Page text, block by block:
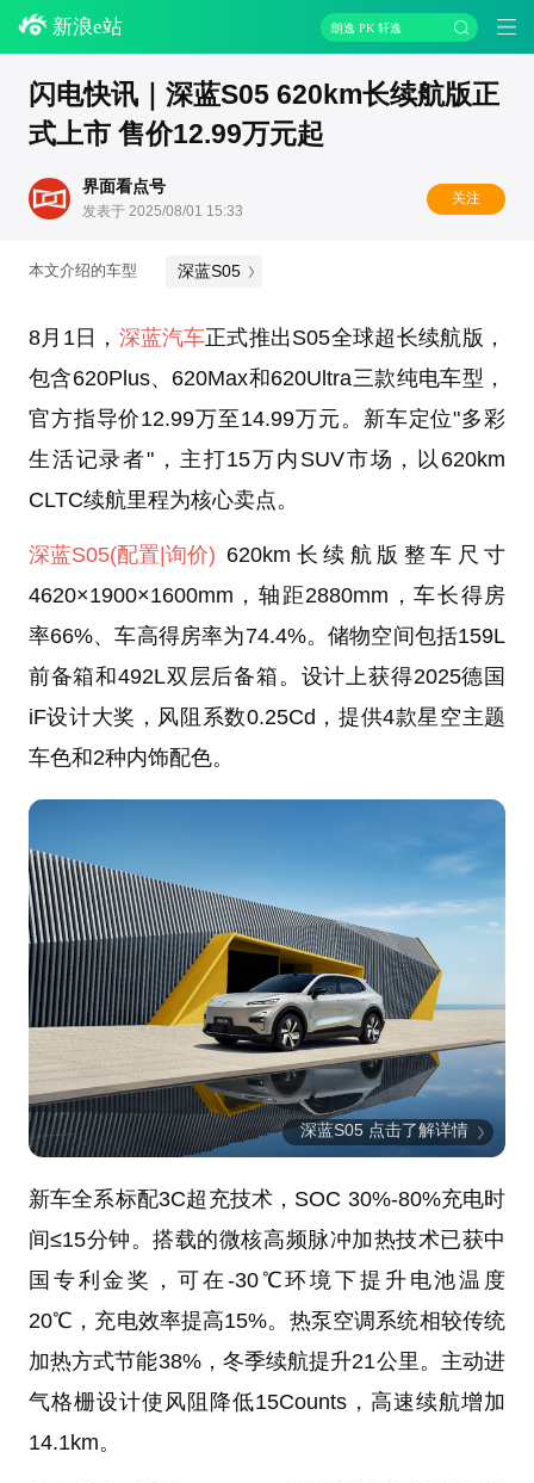
新浪e站 朗逸 PK 轩逸
闪电快讯｜深蓝S05 620km长续航版正
式上市 售价12.99万元起
界面看点号
发表于 2025/08/01 15:33
关注
本文介绍的车型 深蓝S05
8月1日， 深蓝汽车正式推出S05全球超长续航版，
包含620Plus、620Max和620Ultra三款纯电车型，
官方指导价12.99万至14.99万元。新车定位"多彩
生活记录者"，主打15万内SUV市场，以620km
CLTC续航里程为核心卖点。
深蓝S05(配置|询价) 620km长续航版整车尺寸
4620×1900×1600mm，轴距2880mm，车长得房
率66%、车高得房率为74.4%。储物空间包括159L
前备箱和492L双层后备箱。设计上获得2025德国
iF设计大奖，风阻系数0.25Cd，提供4款星空主题
车色和2种内饰配色。
深蓝S05 点击了解详情
新车全系标配3C超充技术，SOC 30%-80%充电时
间≤15分钟。搭载的微核高频脉冲加热技术已获中
国专利金奖，可在-30℃环境下提升电池温度
20℃，充电效率提高15%。热泵空调系统相较传统
加热方式节能38%，冬季续航提升21公里。主动进
气格栅设计使风阻降低15Counts，高速续航增加
14.1km。